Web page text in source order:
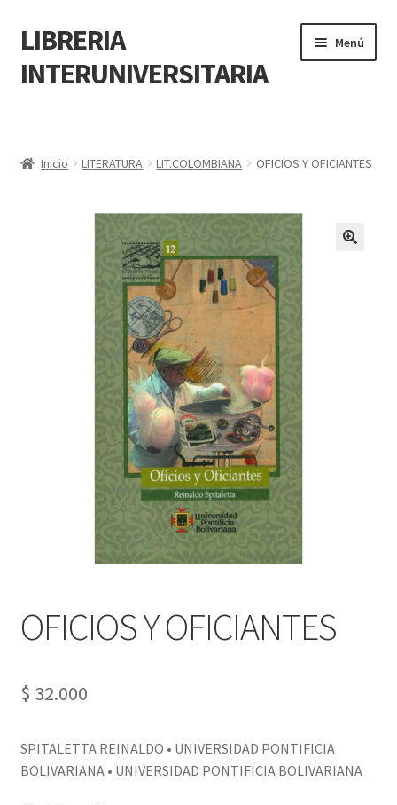
LIBRERIA
INTERUNIVERSITARIA
Menú
Carrito
Finalizar compra
Resumen de compra
POLÍTICA DE MANEJO DE INFORMACIÓN Y DATOS
PERSONALES DE CORPORACIÓN INTERUNIVERSITARIA DE
QUIÉNES SOMOS
Inicio LITERATURA LIT.COLOMBIANA OFICIOS Y OFICIANTES
OFICIOS Y OFICIANTES
$ 32.000
SPITALETTA REINALDO • UNIVERSIDAD PONTIFICIA
BOLIVARIANA • UNIVERSIDAD PONTIFICIA BOLIVARIANA